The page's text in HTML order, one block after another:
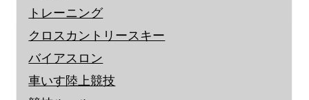
トレーニング
クロスカントリースキー
バイアスロン
車いす陸上競技